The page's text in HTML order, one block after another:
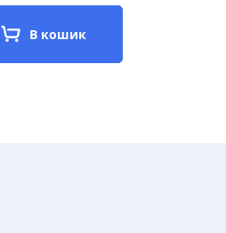
В кошик